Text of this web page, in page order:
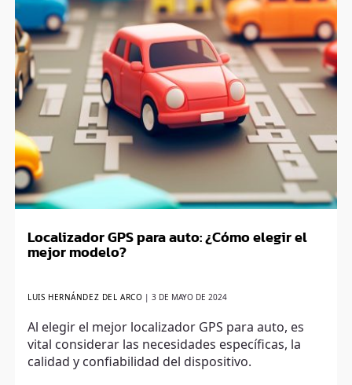
Localizador GPS para auto: ¿Cómo elegir el
mejor modelo?
LUIS HERNÁNDEZ DEL ARCO |3 DE MAYO DE 2024
Al elegir el mejor localizador GPS para auto, es
vital considerar las necesidades específicas, la
calidad y confiabilidad del dispositivo.